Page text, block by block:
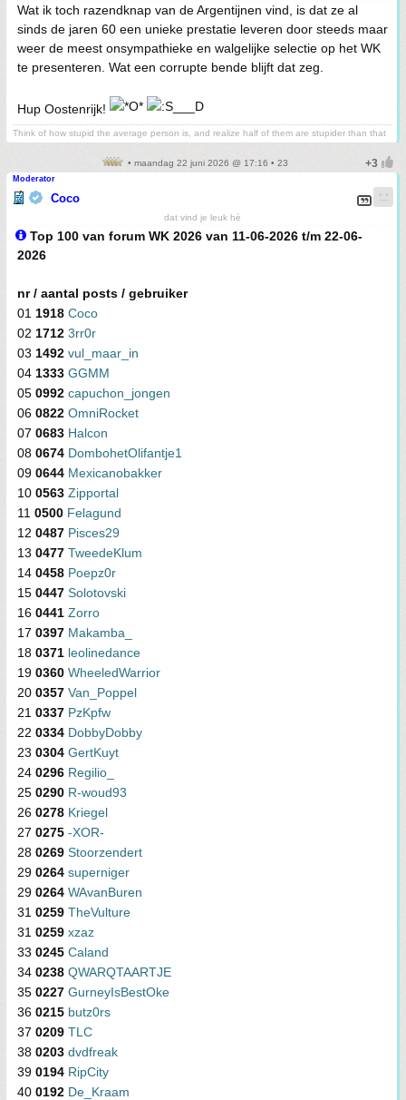
Wat ik toch razendknap van de Argentijnen vind, is dat ze al
sinds de jaren 60 een unieke prestatie leveren door steeds maar
weer de meest onsympathieke en walgelijke selectie op het WK
te presenteren. Wat een corrupte bende blijft dat zeg.
Hup Oostenrijk!
Think of how stupid the average person is, and realize half of them are stupider than that
• maandag 22 juni 2026 @ 17:16 • 23
Moderator
Coco
dat vind je leuk hè
Top 100 van forum WK 2026 van 11-06-2026 t/m 22-06-
2026
nr / aantal posts / gebruiker
01 1918 Coco
02 1712 3rr0r
03 1492 vul_maar_in
04 1333 GGMM
05 0992 capuchon_jongen
06 0822 OmniRocket
07 0683 Halcon
08 0674 DombohetOlifantje1
09 0644 Mexicanobakker
10 0563 Zipportal
11 0500 Felagund
12 0487 Pisces29
13 0477 TweedeKlum
14 0458 Poepz0r
15 0447 Solotovski
16 0441 Zorro
17 0397 Makamba_
18 0371 leolinedance
19 0360 WheeledWarrior
20 0357 Van_Poppel
21 0337 PzKpfw
22 0334 DobbyDobby
23 0304 GertKuyt
24 0296 Regilio_
25 0290 R-woud93
26 0278 Kriegel
27 0275 -XOR-
28 0269 Stoorzendert
29 0264 superniger
29 0264 WAvanBuren
31 0259 TheVulture
31 0259 xzaz
33 0245 Caland
34 0238 QWARQTAARTJE
35 0227 GurneyIsBestOke
36 0215 butz0rs
37 0209 TLC
38 0203 dvdfreak
39 0194 RipCity
40 0192 De_Kraam